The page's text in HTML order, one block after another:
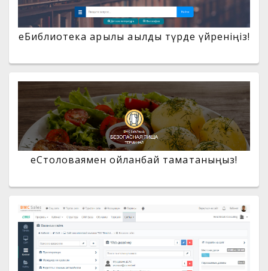
eБиблиотека арқылы ақылды түрде үйреніңіз!
еСтоловаямен ойланбай тамақтаныңыз!